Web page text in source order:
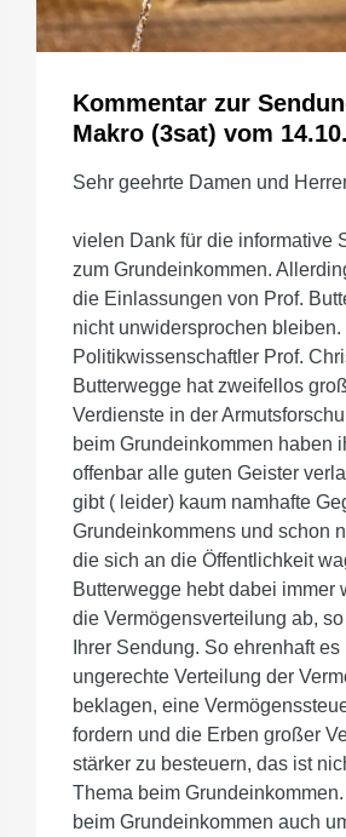
Kommentar zur
Makro (3sat) vom
Sehr geehrte Damen und
vielen Dank für die informative
zum Grundeinkommen.
die Einlassungen von Prof.
nicht unwidersprochen bleiben.
Politikwissenschaftler Prof.
Butterwegge hat zweifellos
Verdienste in der
beim Grundeinkommen haben
offenbar alle guten Geister
gibt ( leider) kaum namhafte
Grundeinkommens und schon
die sich an die Öffentlichkeit
Butterwegge hebt dabei immer
die Vermögensverteilung ab,
Ihrer Sendung. So ehrenhaft es
ungerechte Verteilung der
beklagen, eine
fordern und die Erben großer
stärker zu besteuern, das ist
Thema beim
beim Grundeinkommen auch